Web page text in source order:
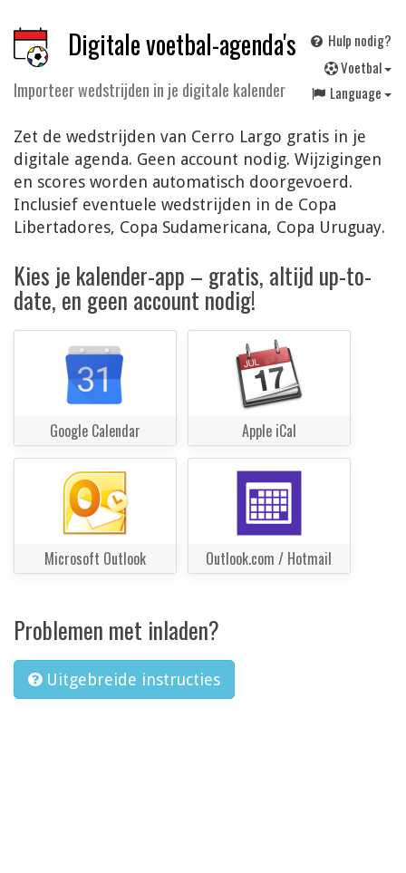
Digitale voetbal-agenda's
Importeer wedstrijden in je digitale kalender
Hulp nodig?
Voetbal
Language
Zet de wedstrijden van Cerro Largo gratis in je
digitale agenda. Geen account nodig. Wijzigingen
en scores worden automatisch doorgevoerd.
Inclusief eventuele wedstrijden in de Copa
Libertadores, Copa Sudamericana, Copa Uruguay.
Kies je kalender-app – gratis, altijd up-to-
date, en geen account nodig!
Google Calendar Apple iCal
Microsoft Outlook Outlook.com / Hotmail
Problemen met inladen?
Uitgebreide instructies